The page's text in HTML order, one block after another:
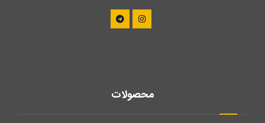
محصولات